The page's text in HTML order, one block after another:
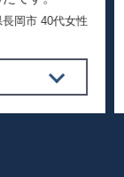
長岡市 40代女性
といった
人気があ